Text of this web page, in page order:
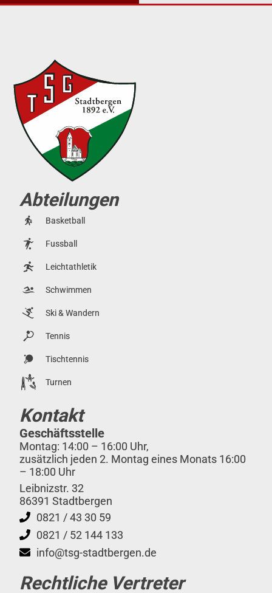
Abteilungen
Basketball
Fussball
Leichtathletik
Schwimmen
Ski & Wandern
Tennis
Tischtennis
Turnen
Kontakt
Geschäftsstelle
Montag: 14:00 – 16:00 Uhr,
zusätzlich jeden 2. Montag eines Monats 16:00
– 18:00 Uhr
Leibnizstr. 32
86391 Stadtbergen
0821 / 43 30 59
0821 / 52 144 133
info@tsg-stadtbergen.de
Rechtliche Vertreter